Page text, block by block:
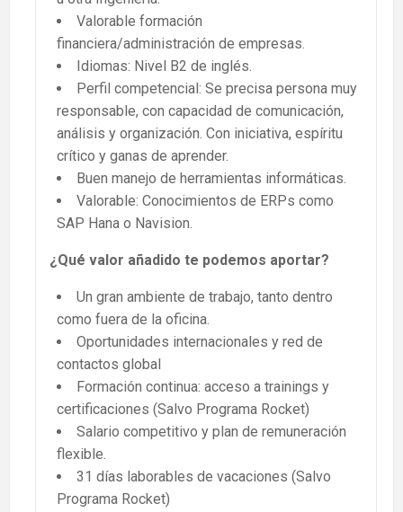
Valorable formación
financiera/administración de empresas.
Idiomas: Nivel B2 de inglés.
Perfil competencial: Se precisa persona muy
responsable, con capacidad de comunicación,
análisis y organización. Con iniciativa, espíritu
crítico y ganas de aprender.
Buen manejo de herramientas informáticas.
Valorable: Conocimientos de ERPs como
SAP Hana o Navision.
¿Qué valor añadido te podemos aportar?
Un gran ambiente de trabajo, tanto dentro
como fuera de la oficina.
Oportunidades internacionales y red de
contactos global
Formación continua: acceso a trainings y
certificaciones (Salvo Programa Rocket)
Salario competitivo y plan de remuneración
flexible.
31 días laborables de vacaciones (Salvo
Programa Rocket)